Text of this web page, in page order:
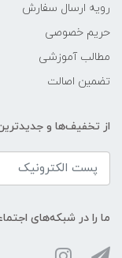
رویه ارسال سفارش
حریم خصوصی
مطالب آموزشی
تضمین اصالت
از تخفیف‌ها و
ما را در شبکه‌های